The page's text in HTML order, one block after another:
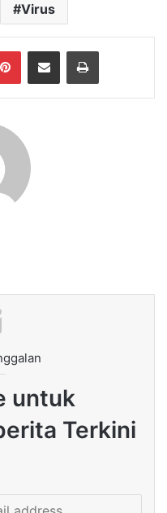
Virus
PinterestShare via Email Print
untuk
Terkini